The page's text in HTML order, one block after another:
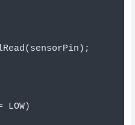
( sensorPin );
LOW)